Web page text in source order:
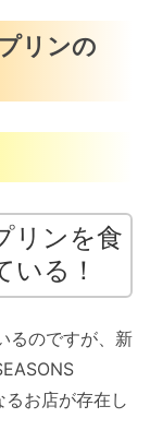
リンの
リンを食
いる！
るのですが、新
るお店が存在し